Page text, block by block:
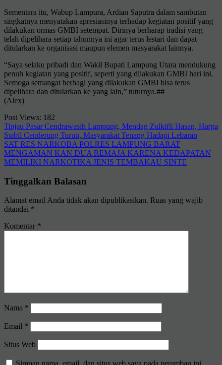
Sementara itu, Wabup Lampura, Ardian Saputra dalam sambutan
singkatnya menyatakan apresiasinya terhadap kegiatan positif yang
dilakukan ormas GMBI setempat. Dirinya berharap tradisi yang
telah dipelihara setiap tahunnya ini agar terus lestari dan dapat
ditularkan ke organisasi maupun elemen masyarakat lainnya.
“Saya selaku pribadi dan Wakil Bupati Lampung Utara mendukung
penuh kegiatan yang positif, seperti yang dilakukan GMBI hari ini.
Semoga semangat berbagi yang dilakukan GMBI bisa terus
dipelihara dan ditularkan ke yang lain,” tuturnya.##
(Alex)
Post Views: 182
Navigasi
pos
Tinjau Pasar Cendrawasih Lampung, Mendag Zulkifli Hasan, Harga
Stabil Cenderung Turun, Masyarakat Tenang Hadapi Lebaran
SAT RES NARKOBA POLRES LAMPUNG BARAT
MENGAMAN KAN DUA REMAJA KARENA KEDAPATAN
MEMILIKI NARKOTIKA JENIS TEMBAKAU SINTE
Tinggalkan Balasan
Alamat email Anda tidak akan dipublikasikan. Ruas yang wajib
ditandai *
Komentar *
Nama *
Email *
Situs Web